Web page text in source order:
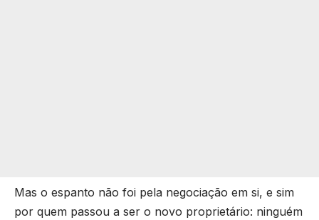
Mas o espanto não foi pela negociação em si, e sim
por quem passou a ser o novo proprietário: ninguém